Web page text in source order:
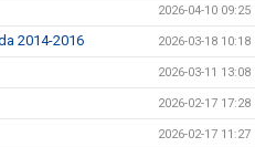
2026-04-10 09:25
2014-2016 2026-03-18 10:18
2026-03-11 13:08
2026-02-17 17:28
2026-02-17 11:27